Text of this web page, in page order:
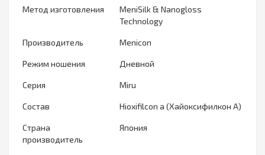
Метод изготовления
MeniSilk & Nanogloss
Technology
Производитель Menicon
Режим ношения Дневной
Серия Miru
Состав Hioxifilcon a (Хайоксифилкон А)
Страна
производитель
Япония